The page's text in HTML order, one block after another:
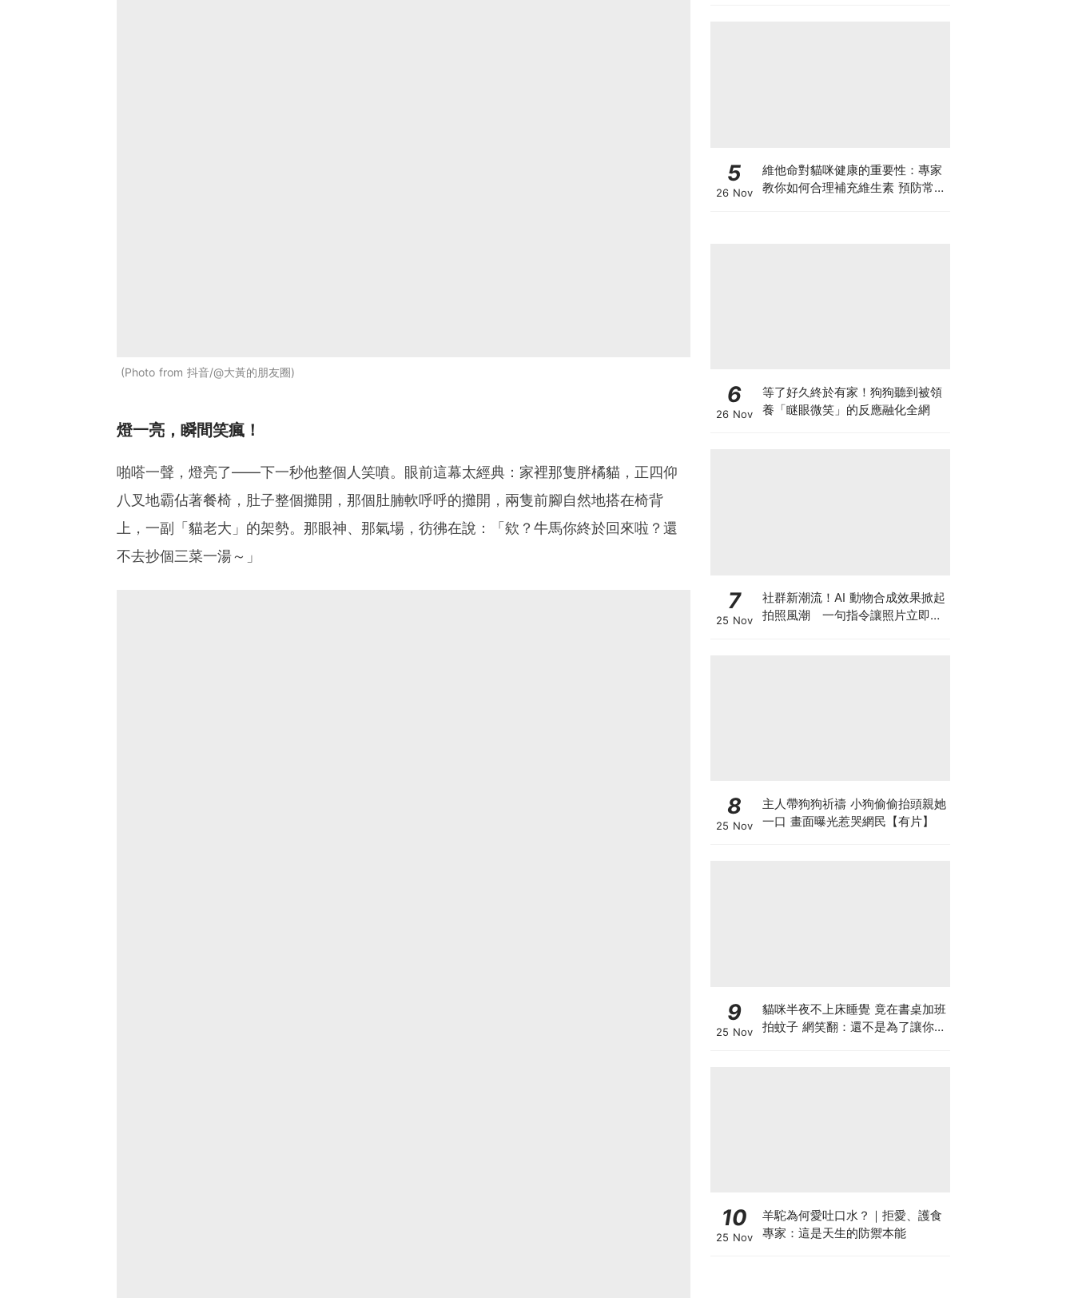
Photo from 抖音/@大黃的朋友圈
燈一亮，瞬間笑瘋！
啪嗒一聲，燈亮了——下一秒他整個人笑噴。眼前這幕太經典：家裡那隻胖橘貓，正四仰
八叉地霸佔著餐椅，肚子整個攤開，那個肚腩軟呼呼的攤開，兩隻前腳自然地搭在椅背
上，一副「貓老大」的架勢。那眼神、那氣場，彷彿在說：「欸？牛馬你終於回來啦？還
不去抄個三菜一湯～」
5
26 Nov
維他命對貓咪健康的重要性：專家
教你如何合理補充維生素 預防常見
6
26 Nov
等了好久終於有家！狗狗聽到被領
養「瞇眼微笑」的反應融化全網
7
25 Nov
社群新潮流！AI 動物合成效果掀起
拍照風潮 一句指令讓照片立即升
8
25 Nov
主人帶狗狗祈禱 小狗偷偷抬頭親她
一口 畫面曝光惹哭網民【有片】
9
25 Nov
貓咪半夜不上床睡覺 竟在書桌加班
拍蚊子 網笑翻：還不是為了讓你睡
10
25 Nov
羊駝為何愛吐口水？｜拒愛、護食
專家：這是天生的防禦本能